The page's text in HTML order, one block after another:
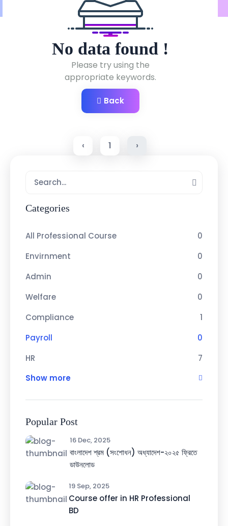
No data found !
Please try using the
appropriate keywords.
Back
‹ 1 ›
Categories
All Professional Course
0
Envirnment
0
Admin
0
Welfare
0
Compliance
1
Payroll
0
HR
7
Show more
Popular Post
16 Dec, 2025
বাংলাদেশ শ্রম (সংশোধন) অধ্যাদেশ-২০২৫ ফ্রিতে
ডাউনলোড
19 Sep, 2025
Course offer in HR Professional
BD